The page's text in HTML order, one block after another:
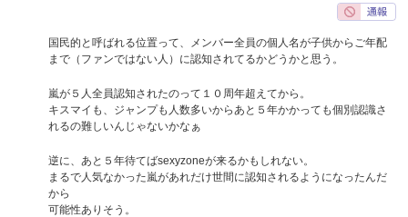
国民的と呼ばれる位置って、メンバー全員の個人名が子供からご年配
まで（ファンではない人）に認知されてるかどうかと思う。
嵐が５人全員認知されたのって１０周年超えてから。
キスマイも、ジャンプも人数多いからあと５年かかっても個別認識さ
れるの難しいんじゃないかなぁ
逆に、あと５年待てばsexyzoneが来るかもしれない。
まるで人気なかった嵐があれだけ世間に認知されるようになったんだ
から
可能性ありそう。